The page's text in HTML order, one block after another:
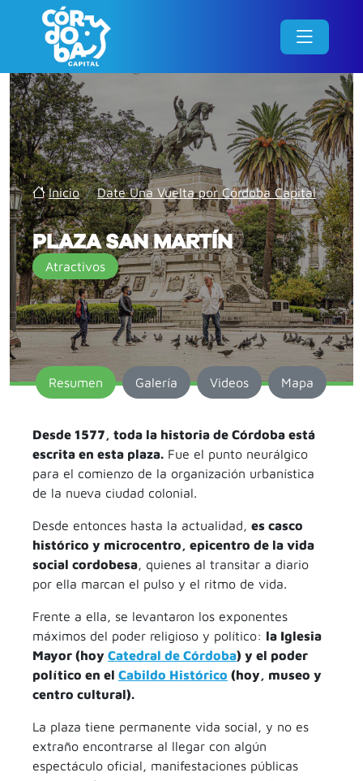
Inicio / Date Una Vuelta por Córdoba Capital
/
PLAZA SAN MARTÍN
Atractivos
Resumen Galería Videos Mapa
Desde 1577, toda la historia de Córdoba está
escrita en esta plaza. Fue el punto neurálgico
para el comienzo de la organización urbanística
de la nueva ciudad colonial.
Desde entonces hasta la actualidad, es casco
histórico y microcentro, epicentro de la vida
social cordobesa, quienes al transitar a diario
por ella marcan el pulso y el ritmo de vida.
Frente a ella, se levantaron los exponentes
máximos del poder religioso y político: la Iglesia
Mayor (hoy Catedral de Córdoba) y el poder
político en el Cabildo Histórico (hoy, museo y
centro cultural).
La plaza tiene permanente vida social, y no es
extraño encontrarse al llegar con algún
espectáculo oficial, manifestaciones públicas